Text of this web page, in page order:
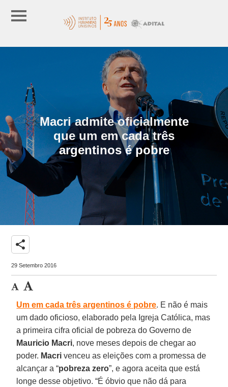
Macri admite oficialmente
que um em cada três
argentinos é pobre
share
29 Setembro 2016
Um em cada três argentinos é pobre. E não é mais
um dado oficioso, elaborado pela Igreja Católica, mas
a primeira cifra oficial de pobreza do Governo de
Mauricio Macri, nove meses depois de chegar ao
poder. Macri venceu as eleições com a promessa de
alcançar a “pobreza zero”, e agora aceita que está
longe desse objetivo. “É óbvio que não dá para